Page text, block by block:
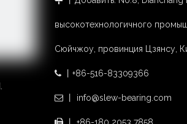
высокотехнологичного
Сюйчжоу, провинция Цзянсу,
 丨+86-516-83309366
 丨 info@slew-bearing.com
